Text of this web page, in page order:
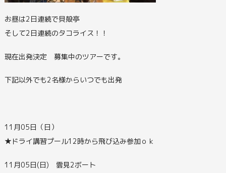
お昼は2日連続で貝殻亭
そして2日連続のタコライス！！
現在出発決定 募集中のツアーです。
下記以外でも2名様からいつでも出発
11月05日（日）
★ドライ講習プール12時から飛び込み参加ｏｋ
11月05日(日) 雲見2ボート